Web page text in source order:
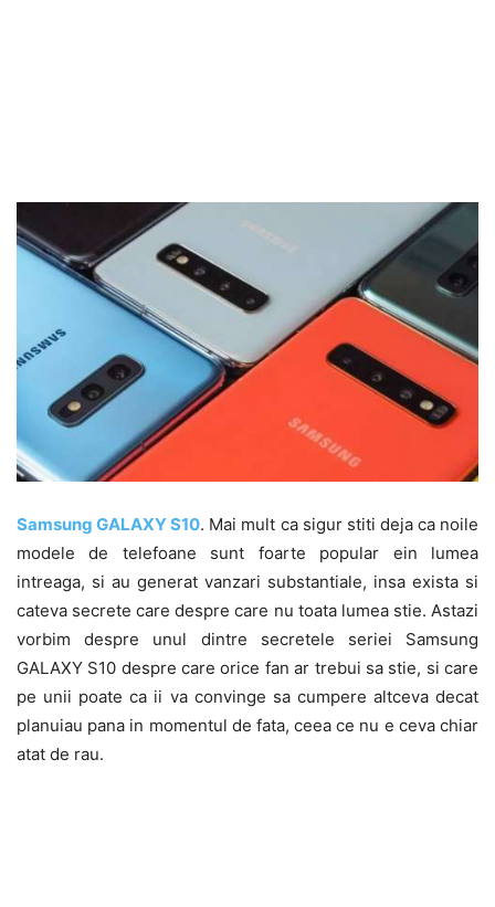
Samsung GALAXY S10. Mai mult ca sigur stiti deja ca noile
modele de telefoane sunt foarte popular ein lumea
intreaga, si au generat vanzari substantiale, insa exista si
cateva secrete care despre care nu toata lumea stie. Astazi
vorbim despre unul dintre secretele seriei Samsung
GALAXY S10 despre care orice fan ar trebui sa stie, si care
pe unii poate ca ii va convinge sa cumpere altceva decat
planuiau pana in momentul de fata, ceea ce nu e ceva chiar
atat de rau.